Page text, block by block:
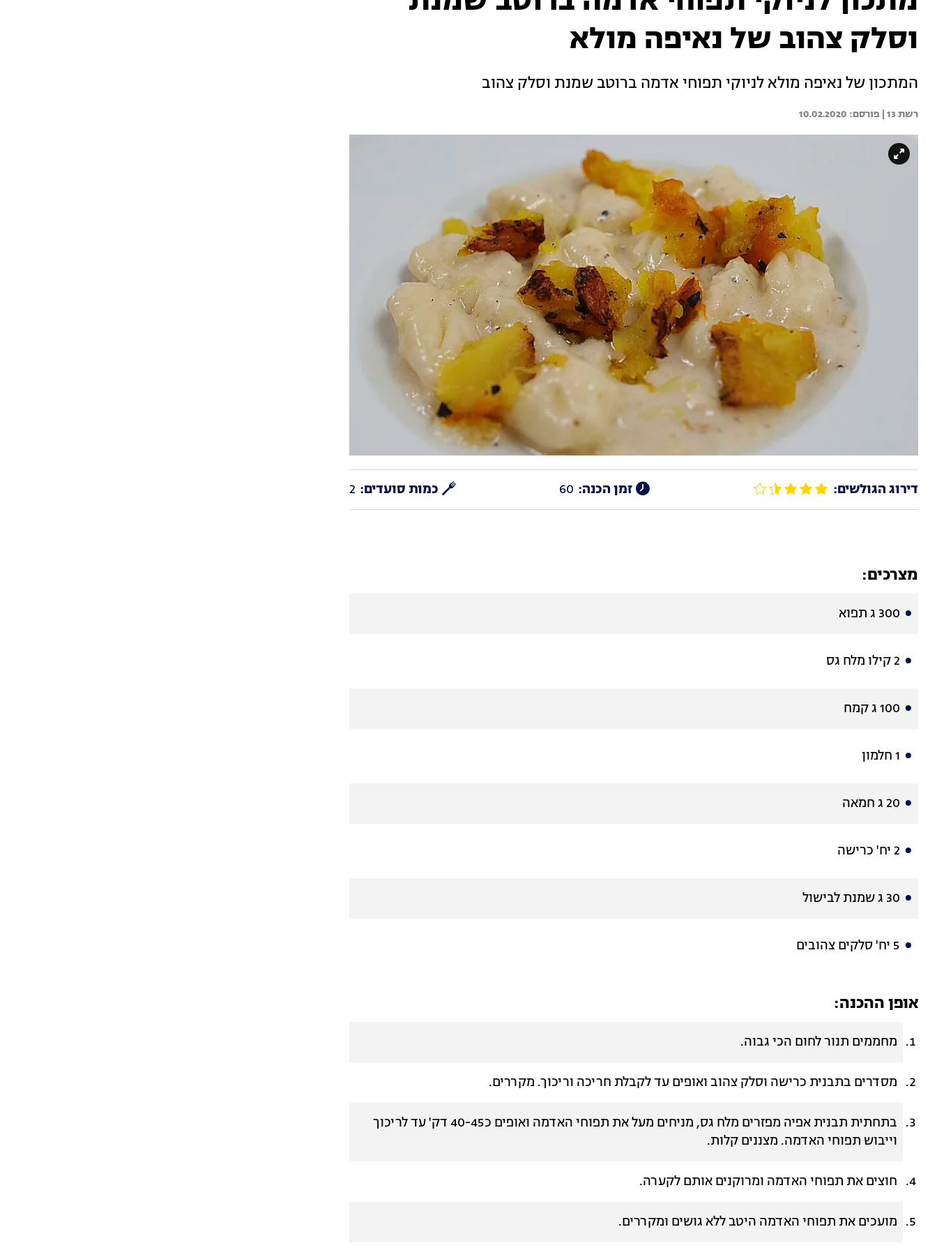
וסלק צהוב של נאיפה מולא
המתכון של נאיפה מולא לניוקי תפוחי אדמה ברוטב שמנת וסלק צהוב
רשת 13 | 10.02.2020
דירוג הגולשים: זמן הכנה: 60 כמות סועדים: 2
מצרכים:
300 ג תפוא
2 קילו מלח גס
100 ג קמח
1 חלמון
20 ג חמאה
2 יח' כרישה
30 ג שמנת לבישול
5 יח' סלקים צהובים
אופן ההכנה:
מחממים תנור לחום הכי גבוה.
מסדרים בתבנית כרישה וסלק צהוב ואופים עד לקבלת חריכה וריכוך. מקררים.
בתחתית תבנית אפיה מפזרים מלח גס, מניחים מעל את תפוחי האדמה ואופים כ40-45 דק' עד לריכוך
וייבוש תפוחי האדמה. מצננים קלות.
חוצים את תפוחי האדמה ומרוקנים אותם לקערה.
מועכים את תפוחי האדמה היטב ללא גושים ומקררים.